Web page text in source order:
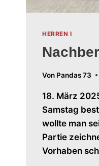
HERREN I
Von Pandas 73
18. März
Samstag
wollte man
Partie
Vorhaben